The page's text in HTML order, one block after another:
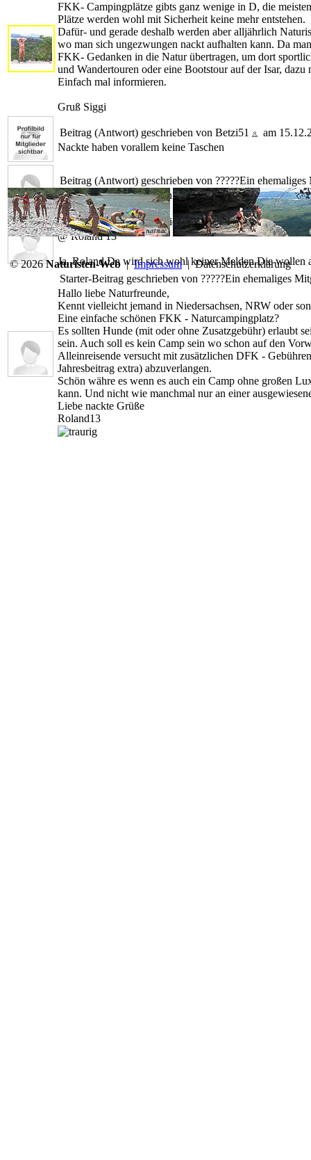
FKK- Campingplätze gibts ganz wenige in D, die
Plätze werden wohl mit Sicherheit keine mehr entstehen.
Dafür- und gerade deshalb werden aber alljährlich
wo man sich ungezwungen nackt aufhalten kann. Da
FKK- Gedanken in die Natur übertragen, um dort
und Wandertouren oder eine Bootstour auf der Isar,
Einfach mal informieren.
Gruß Siggi
Beitrag (Antwort) geschrieben von Betzi51
am
Nackte haben vorallem keine Taschen
Beitrag (Antwort) geschrieben von ?????Ein ehemaliges
Genau! Nackte Menschen haben nichts in der Tasche.
Beitrag (Antwort) geschrieben von?????Ein ehemaliges
@ Roland 13
Ja..Roland.Da wird sich wohl keiner Melden.Die wollen
Starter-Beitrag geschrieben von ?????Ein ehemaliges
Hallo liebe Naturfreunde,
Kennt vielleicht jemand in Niedersachsen, NRW oder
Eine einfache schönen FKK - Naturcampingplatz?
Es sollten Hunde (mit oder ohne Zusatzgebühr) erlaubt
sein. Auch soll es kein Camp sein wo schon auf den
Alleinreisende versucht mit zusätzlichen DFK -
Jahresbeitrag extra) abzuverlangen.
Schön währe es wenn es auch ein Camp ohne großen
kann. Und nicht wie manchmal nur an einer
Liebe nackte Grüße
Roland13
© 2026Naturisten-Web|Impressum|Datenschutzerklärung